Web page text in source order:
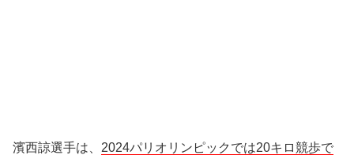
濱西諒選手は、 2024パリオリンピックでは20キロ競歩で